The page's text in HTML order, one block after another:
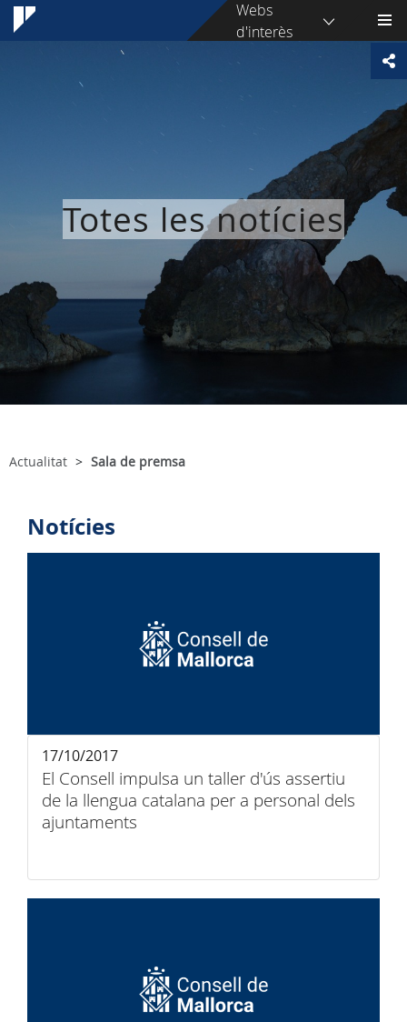
Webs
d'interès
Totes les notícies
Actualitat Sala de premsa
Notícies
El Consell impulsa un taller d'ús assertiu
de la llengua catalana per a personal dels
ajuntaments
17/10/2017